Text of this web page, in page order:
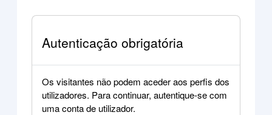
Autenticação obrigatória
Os visitantes não podem aceder aos perfis dos
utilizadores. Para continuar, autentique-se com
uma conta de utilizador.